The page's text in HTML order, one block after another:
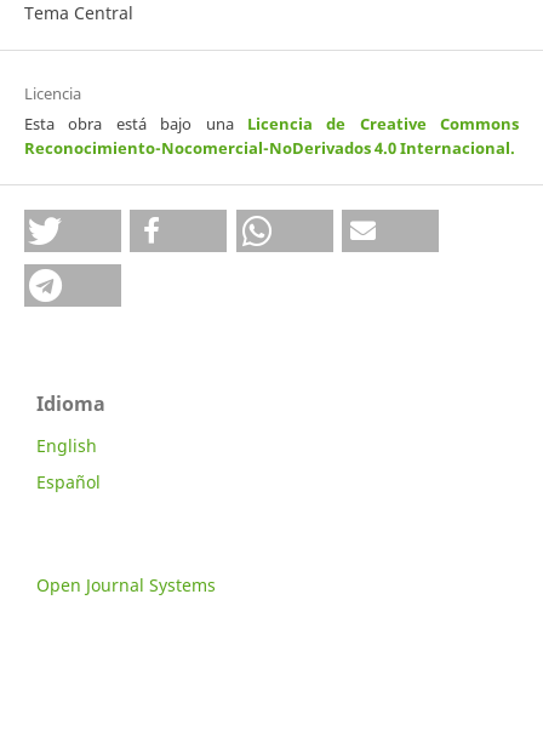
Tema Central
Licencia
Esta obra está bajo una Licencia de Creative Commons
Reconocimiento-Nocomercial-NoDerivados 4.0 Internacional.
Idioma
English
Español
Open Journal Systems